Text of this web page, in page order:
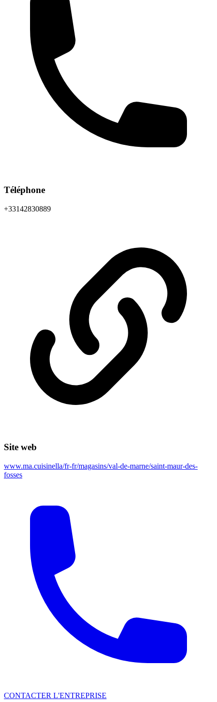
Téléphone
+33142830889
Site web
www.ma.cuisinella/fr-fr/magasins/val-de-marne/saint-maur-des-
fosses
CONTACTER L'ENTREPRISE